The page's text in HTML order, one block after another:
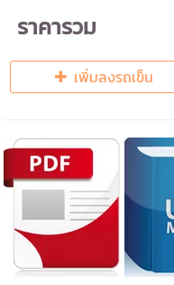
ราคารวม
เพิ่มลงรถเข็น